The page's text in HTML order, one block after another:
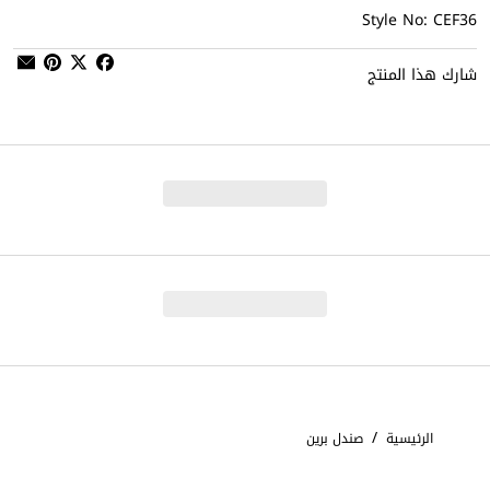
Style No: CEF36
شارك هذا المنتج
الرئيسية / صندل برين